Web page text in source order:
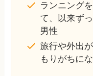
ランニング
て、以来ず
男性
旅行や外出
もりがちに